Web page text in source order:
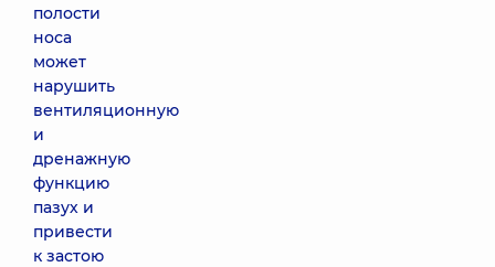
полости
носа
может
нарушить
вентиляционную
и
дренажную
функцию
пазух и
привести
к застою